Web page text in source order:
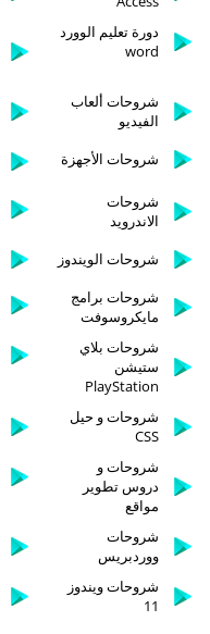
دورة تعليم الوورد
word
شروحات ألعاب
الفيديو
شروحات الأجهزة
شروحات
الاندرويد
شروحات الويندوز
شروحات برامج
مايكروسوفت
شروحات بلاي
ستيشن
PlayStation
شروحات و حيل
CSS
شروحات و
دروس تطوير
مواقع
شروحات
ووردبريس
شروحات ويندوز
11